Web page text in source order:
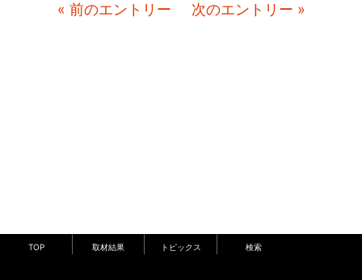
« 前のエントリー 次のエントリー »
TOP 取材結果 トピックス 検索